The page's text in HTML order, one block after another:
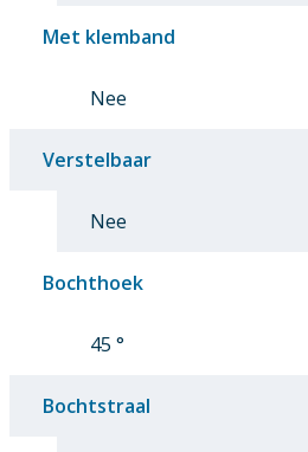
Met klemband
Nee
Verstelbaar
Nee
Bochthoek
45 °
Bochtstraal